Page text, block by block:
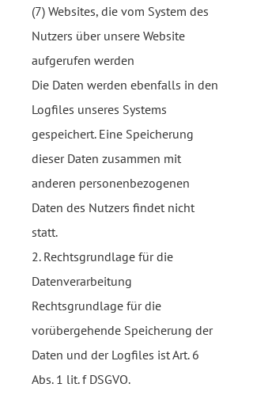
(7) Websites, die vom System des
Nutzers über unsere Website
aufgerufen werden
Die Daten werden ebenfalls in den
Logfiles unseres Systems
gespeichert. Eine Speicherung
dieser Daten zusammen mit
anderen personenbezogenen
Daten des Nutzers findet nicht
statt.
2. Rechtsgrundlage für die
Datenverarbeitung
Rechtsgrundlage für die
vorübergehende Speicherung der
Daten und der Logfiles ist Art. 6
Abs. 1 lit. f DSGVO.